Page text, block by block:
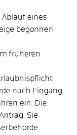
eines
begonnen
früheren
nach Eingang
ein. Die
Sie